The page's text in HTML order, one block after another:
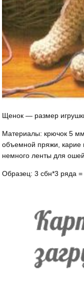
Щенок — размер
Материалы: крючок 5
объемной пряжи, карие
немного ленты для
Образец: 3 сбн*3 ряда